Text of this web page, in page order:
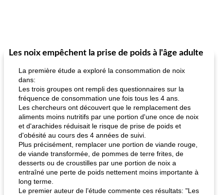
Les noix empêchent la prise de poids à l'âge adulte
La première étude a exploré la consommation de noix
dans:
Les trois groupes ont rempli des questionnaires sur la
fréquence de consommation une fois tous les 4 ans.
Les chercheurs ont découvert que le remplacement des
aliments moins nutritifs par une portion d'une once de noix
et d'arachides réduisait le risque de prise de poids et
d'obésité au cours des 4 années de suivi.
Plus précisément, remplacer une portion de viande rouge,
de viande transformée, de pommes de terre frites, de
desserts ou de croustilles par une portion de noix a
entraîné une perte de poids nettement moins importante à
long terme.
Le premier auteur de l’étude commente ces résultats: "Les